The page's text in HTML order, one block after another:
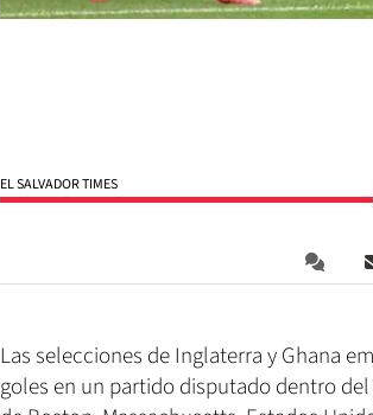
EL SALVADOR TIMES
Las selecciones de Inglaterra y Ghana
goles en un partido disputado dentro